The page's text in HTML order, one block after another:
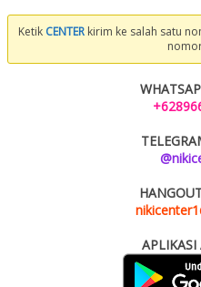
Ketik CENTER kirim ke salah satu